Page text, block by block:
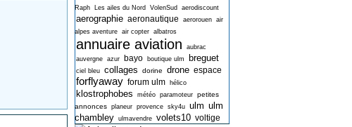
Raph
Les ailes du Nord VolenSud aerodiscount
aerographie aeronautique aerorouen air
alpes aventure air copter albatros
annuaire aviation
aubrac
auvergne azur bayo boutique ulm breguet
ciel bleu collages dorine drone espace
forflyaway forum ulm hélico
klostrophobes météo paramoteur petites
annonces planeur provence sky4u ulm ulm
chambley ulmavendre volets10 voltige